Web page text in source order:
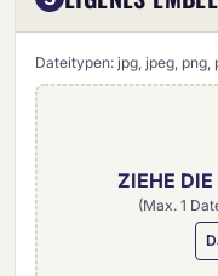
Dateitypen: jpg, jpeg, png,
ZIEHE
(Max. 1